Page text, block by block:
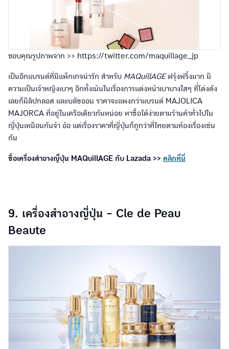
ขอบคุณรูปภาพจาก >> https://twitter.com/maquillage_jp
เป็นอีกแบรนด์ที่มีแพ็กเกจน่ารัก สำหรับ MAQuillAGEฟรุ้งฟริ้งมาก มี
ความเป็นเจ้าหญิงเบาๆ อีกทั้งเน้นในเรื่องการแต่งหน้าเบาบางใสๆ ที่่โด่งดัง
เลยก็มีลิปกลอส และบลัชออน ราคาจะแพงกว่าแบรนด์ MAJOLICA
MAJORCA ที่อยู่ในเครือเดียวกันหน่อย หาซื้อได้ง่ายตามร้านค้าทั่วไปใน
ญี่ปุ่นเหมือนกันจ้า อ้อ แต่เรื่องราคาที่ญี่ปุ่นก็ถูกว่าที่ไทยตามท้องเรื่องเช่น
กัน
ซื้อเครื่องสำอางญี่ปุ่น MAQuillAGE กับ Lazada >> คลิกที่นี่
9. เครื่องสำอางญี่ปุ่น - Cle de Peau
Beaute